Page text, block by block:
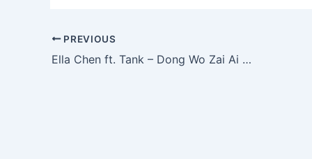
PREVIOUS
Ella Chen ft. Tank – Dong Wo Zai Ai Wo